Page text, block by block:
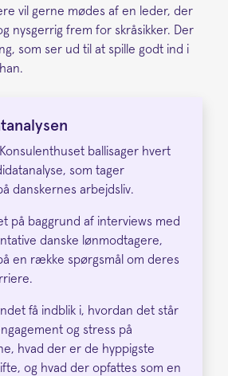
vil gerne mødes af en leder, der
nysgerrig frem for skråsikker. Der
som ser ud til at spille godt ind i
ballisager hvert
som tager
danskernes arbejdsliv.
på baggrund af interviews med
danske lønmodtagere,
en række spørgsmål om deres
få indblik i, hvordan det står
og stress på
hvad der er de hyppigste
og hvad der opfattes som en